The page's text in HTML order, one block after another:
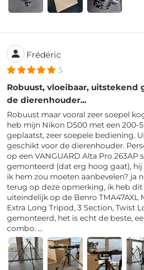
Frédéric
5
Robuust, vloeibaar, uitstekend
de dierenhouder...
Robuust maar vooral zeer soepel
heb mijn Nikon D500 met een 200-
geplaatst, zeer soepele bediening.
geschikt voor de dierenhouder.
op een VANGUARD Alta Pro 263AP
gemonteerd (dat erg hoog gaat), hij
ik hem zou moeten aanbevelen? ja
terug op deze opmerking, ik heb
uiteindelijk op de Benro TMA47AXL
Extra Long Tripod, 3 Section, Twist
gemonteerd, het is echt de beste,
combo. ...